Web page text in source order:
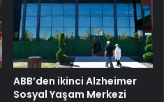
ABB’den ikinci Alzheimer
Sosyal Yaşam Merkezi